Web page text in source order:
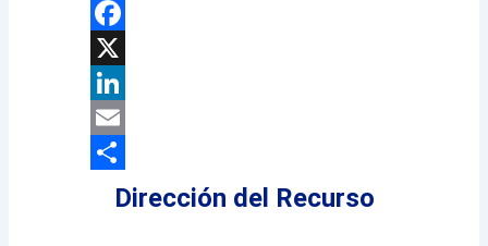
WhatsApp
Facebook
X
LinkedIn
Email
Compartir
Dirección del Recurso